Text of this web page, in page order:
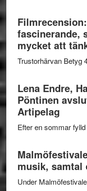
fascinerande,
mycket att
Trustorhärvan Betyg
Lena Endre,
Pöntinen
Artipelag
Efter en sommar
musik, samtal
Under